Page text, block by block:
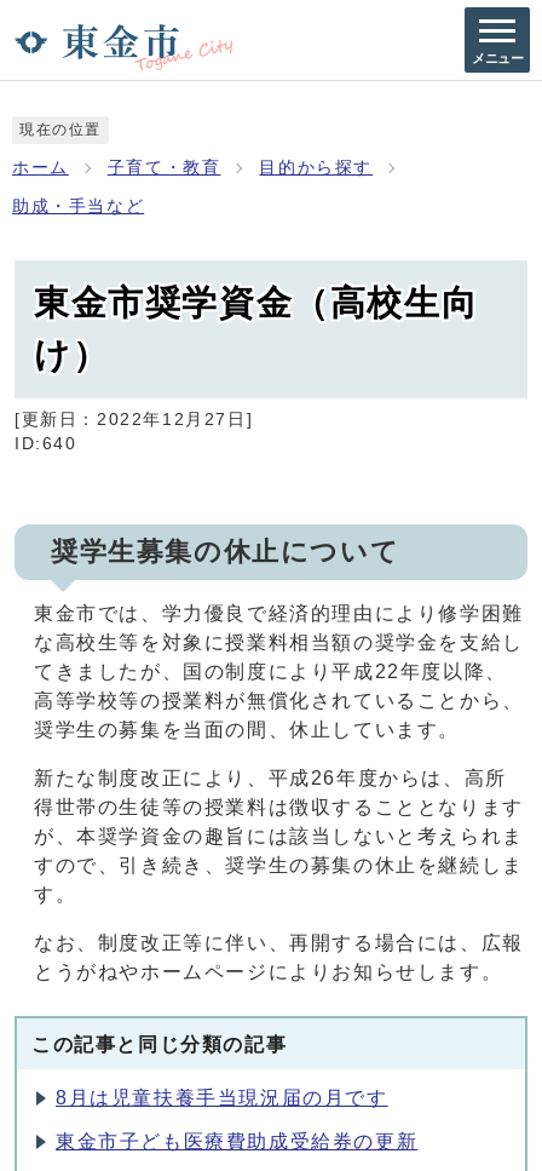
メニュー
現在の位置
ホーム 子育て・教育 目的から探す
助成・手当など
東金市奨学資金（高校生向
け）
[更新日： 2022年12月27日 ]
ID:640
奨学生募集の休止について
東金市では、学力優良で経済的理由により修学困難
な高校生等を対象に授業料相当額の奨学金を支給し
てきましたが、国の制度により平成22年度以降、
高等学校等の授業料が無償化されていることから、
奨学生の募集を当面の間、休止しています。
新たな制度改正により、平成26年度からは、高所
得世帯の生徒等の授業料は徴収することとなります
が、本奨学資金の趣旨には該当しないと考えられま
すので、引き続き、奨学生の募集の休止を継続しま
す。
なお、制度改正等に伴い、再開する場合には、広報
とうがねやホームページによりお知らせします。
この記事と同じ分類の記事
8月は児童扶養手当現況届の月です
東金市子ども医療費助成受給券の更新